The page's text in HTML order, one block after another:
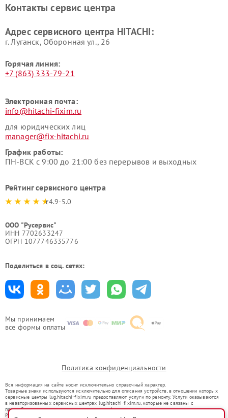
Мы принимаем
все формы оплаты
данных HITACHI
HITACHI
HITACHI
HITACHI
Контакты сервис центра
Адрес сервисного центра HITACHI:
г. Луганск, Оборонная ул., 26
Горячая линия:
+7 (863) 333-79-21
Электронная почта:
info@hitachi-fixim.ru
для юридических лиц
manager@fix-hitachi.ru
График работы:
ПН-ВСК с 9:00 до 21:00 без перерывов и выходных
Рейтинг сервисного центра
4.9-5.0
ООО "Русервис"
ИНН 7702633247
ОГРН 1077746335776
Поделиться в соц. сетях:
Политика конфиденциальности
Вся информация на сайте носит исключительно справочный характер.
Товарные знаки используются исключительно для описания устройств, в отношении которых
сервисные центры lug.hitachi-fixim.ru предоставляют услуги по ремонту. Услуги оказываются
в неавторизованных сервисных центрах lug.hitachi-fixim.ru, которые не связаны с
правообладателями товарных знаков или их официальными представителями.
Ремонт осуществляется для устройств, уже введенных в гражданский оборот в соответствии